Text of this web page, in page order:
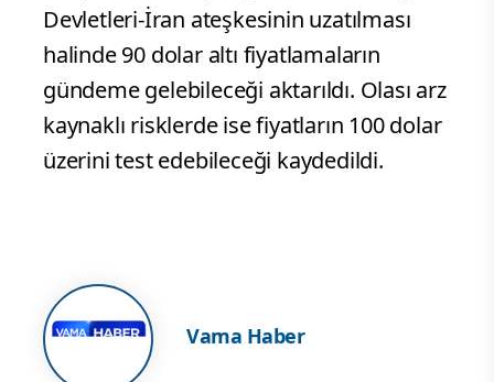
Devletleri-İran ateşkesinin uzatılması
halinde 90 dolar altı fiyatlamaların
gündeme gelebileceği aktarıldı. Olası arz
kaynaklı risklerde ise fiyatların 100 dolar
üzerini test edebileceği kaydedildi.
Vama Haber